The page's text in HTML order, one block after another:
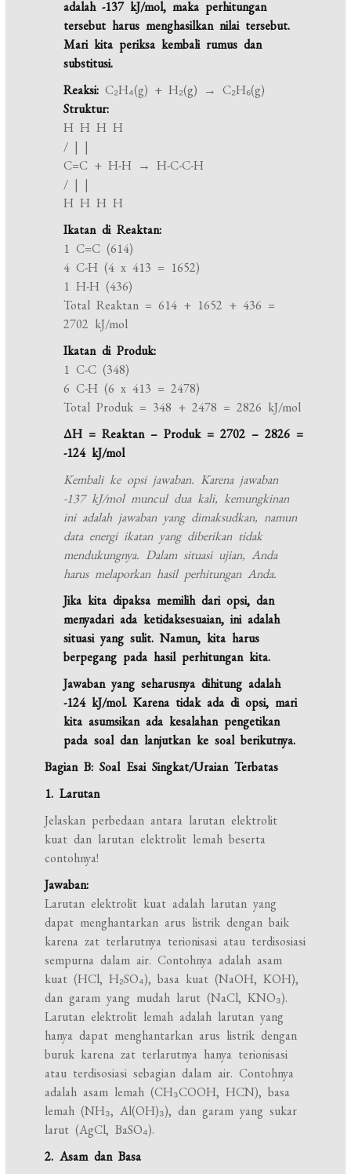
adalah -137 kJ/mol, maka perhitungan
tersebut harus menghasilkan nilai tersebut.
Mari kita periksa kembali rumus dan
substitusi.
Reaksi: C₂H₄(g) + H₂(g) → C₂H₆(g)
Struktur:
H H H H
/ | |
C=C + H-H → H-C-C-H
/ | |
H H H H
Ikatan di Reaktan:
1 C=C (614)
4 C-H (4 x 413 = 1652)
1 H-H (436)
Total Reaktan = 614 + 1652 + 436 =
2702 kJ/mol
Ikatan di Produk:
1 C-C (348)
6 C-H (6 x 413 = 2478)
Total Produk = 348 + 2478 = 2826 kJ/mol
ΔH = Reaktan – Produk = 2702 – 2826 =
-124 kJ/mol
Kembali ke opsi jawaban. Karena jawaban
-137 kJ/mol muncul dua kali, kemungkinan
ini adalah jawaban yang dimaksudkan, namun
data energi ikatan yang diberikan tidak
mendukungnya. Dalam situasi ujian, Anda
harus melaporkan hasil perhitungan Anda.
Jika kita dipaksa memilih dari opsi, dan
menyadari ada ketidaksesuaian, ini adalah
situasi yang sulit. Namun, kita harus
berpegang pada hasil perhitungan kita.
Jawaban yang seharusnya dihitung adalah
-124 kJ/mol. Karena tidak ada di opsi, mari
kita asumsikan ada kesalahan pengetikan
pada soal dan lanjutkan ke soal berikutnya.
Bagian B: Soal Esai Singkat/Uraian Terbatas
1. Larutan
Jelaskan perbedaan antara larutan elektrolit
kuat dan larutan elektrolit lemah beserta
contohnya!
Jawaban:
Larutan elektrolit kuat adalah larutan yang
dapat menghantarkan arus listrik dengan baik
karena zat terlarutnya terionisasi atau terdisosiasi
sempurna dalam air. Contohnya adalah asam
kuat (HCl, H₂SO₄), basa kuat (NaOH, KOH),
dan garam yang mudah larut (NaCl, KNO₃).
Larutan elektrolit lemah adalah larutan yang
hanya dapat menghantarkan arus listrik dengan
buruk karena zat terlarutnya hanya terionisasi
atau terdisosiasi sebagian dalam air. Contohnya
adalah asam lemah (CH₃COOH, HCN), basa
lemah (NH₃, Al(OH)₃), dan garam yang sukar
larut (AgCl, BaSO₄).
2. Asam dan Basa